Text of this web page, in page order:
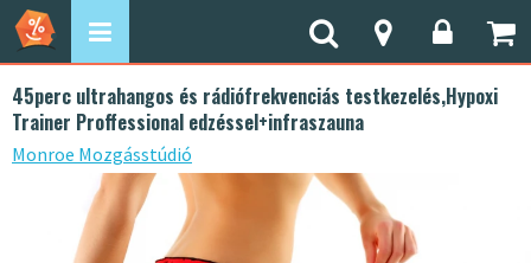
45perc ultrahangos és rádiófrekvenciás testkezelés,Hypoxi
Trainer Proffessional edzéssel+infraszauna
Monroe Mozgásstúdió